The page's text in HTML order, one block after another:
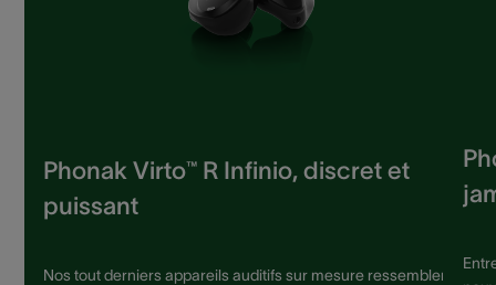
Phonak Virto™ R Infinio, discret et
puissant
Nos tout derniers appareils auditifs sur mesure ressemblent